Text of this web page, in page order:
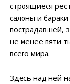
строящиеся
салоны и
пострадавшей,
не менее пяти
всего мира.
Здесь над ней